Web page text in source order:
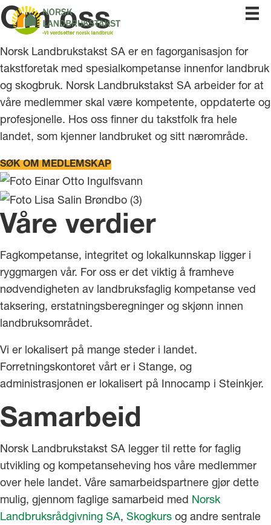
Om oss
Norsk Landbrukstakst SA er en fagorganisasjon for
takstforetak med spesialkompetanse innenfor landbruk
og skogbruk. Norsk Landbrukstakst SA arbeider for at
våre medlemmer skal være kompetente, oppdaterte og
profesjonelle. Hos oss finner du takstfolk fra hele
landet, som kjenner landbruket og sitt nærområde.
SØK OM MEDLEMSKAP
Våre verdier
Fagkompetanse, integritet og lokalkunnskap ligger i
ryggmargen vår. For oss er det viktig å framheve
nødvendigheten av landbruksfaglig kompetanse ved
taksering, erstatningsberegninger og skjønn innen
landbruksområdet.
Vi er lokalisert på mange steder i landet.
Forretningskontoret vårt er i Stange, og
administrasjonen er lokalisert på Innocamp i Steinkjer.
Samarbeid
Norsk Landbrukstakst SA legger til rette for faglig
utvikling og kompetanseheving hos våre medlemmer
over hele landet. Våre samarbeidspartnere gjør dette
mulig, gjennom faglige samarbeid med Norsk
Landbruksrådgivning SA, Skogkurs og andre sentrale